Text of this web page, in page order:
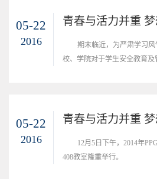
05-22
2016
期末临近，为严肃学习
校、学院对于学生安全教育
05-22
2016
12月5日下午，2014年
408教室隆重举行。